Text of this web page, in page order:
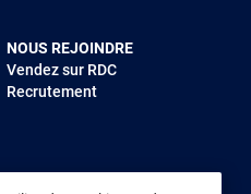
NOUS REJOINDRE
Vendez sur RDC
Recrutement